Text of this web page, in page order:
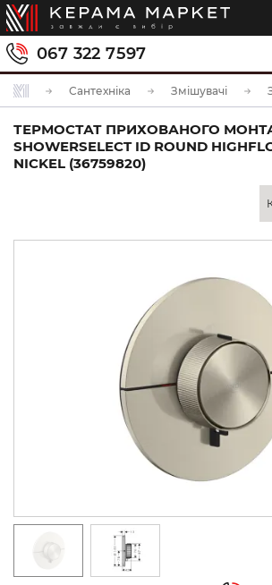
067 322 7597
Сантехніка Змішувачі
ТЕРМОСТАТ ПРИХОВАНОГО
SHOWERSELECT ID ROUND
NICKEL (36759820)